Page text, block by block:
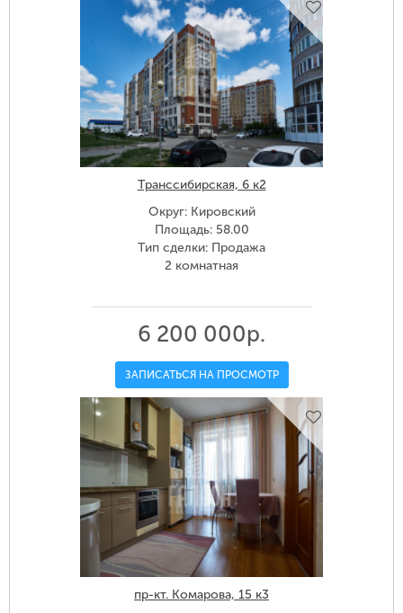
Транссибирская, 6 к2
Округ: Кировский
Площадь: 58.00
Тип сделки: Продажа
2 комнатная
6 200 000р.
ЗАПИСАТЬСЯ НА ПРОСМОТР
пр-кт. Комарова, 15 к3